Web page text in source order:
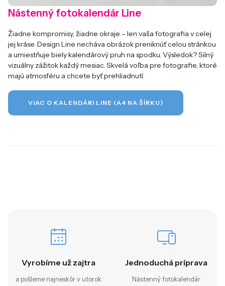
Nástenný fotokalendár Line
Žiadne kompromisy, žiadne okraje – len vaša fotografia v celej
jej kráse. Design Line necháva obrázok preniknúť celou stránkou
a umiestňuje biely kalendárový pruh na spodku. Výsledok? Silný
vizuálny zážitok každý mesiac. Skvelá voľba pre fotografie, ktoré
majú atmosféru a chcete byť prehliadnutí.
VIAC O KALENDÁRI LINE (A4 NA ŠÍRKU)
Vyrobíme už zajtra
a pošleme najneskôr v utorok
Jednoduchá príprava
Nástenný fotokalendár